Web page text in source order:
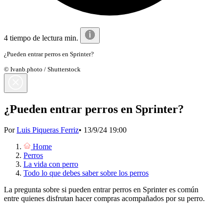
4 tiempo de lectura min.
¿Pueden entrar perros en Sprinter?
© Ivanb.photo / Shutterstock
¿Pueden entrar perros en Sprinter?
PorLuis Piqueras Ferriz• 13/9/24 19:00
Home
Perros
La vida con perro
Todo lo que debes saber sobre los perros
La pregunta sobre si pueden entrar perros en Sprinter es común
entre quienes disfrutan hacer compras acompañados por su perro.